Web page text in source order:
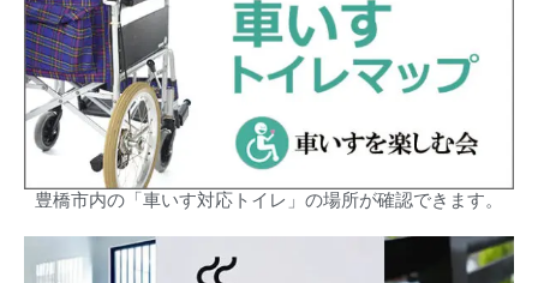
豊橋市内の「車いす対応トイレ」の場所が確認できます。